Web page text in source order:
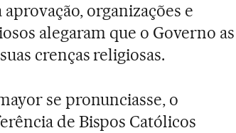
organizações e
alegaram que o Governo as
crenças religiosas.
se pronunciasse, o
de Bispos Católicos